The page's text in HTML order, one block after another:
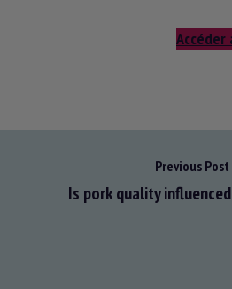
Accéder
Previous Post
Is pork quality